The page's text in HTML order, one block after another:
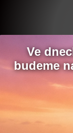
Obnova
Téměř po
obnovy slepých
Ve
budeme